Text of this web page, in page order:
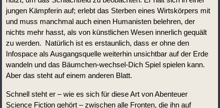
jungen Kämpferin auf; erlebt das Sterben eines Wirtskörpers mit
und muss manchmal auch einen Humanisten belehren, der
nichts mehr hasst, als von künstlichen Wesen innerlich gequält
zu werden.  Natürlich ist es erstaunlich, dass er ohne den
Infospace als Ausgangsquelle weiterhin unsichtbar auf der Erde
wandeln und das Bäumchen-wechsel-Dich Spiel spielen kann.
Aber das steht auf einem anderen Blatt.
Schnell steht er – wie es sich für diese Art von Abenteuer
Science Fiction gehört – zwischen alle Fronten, die ihn auf